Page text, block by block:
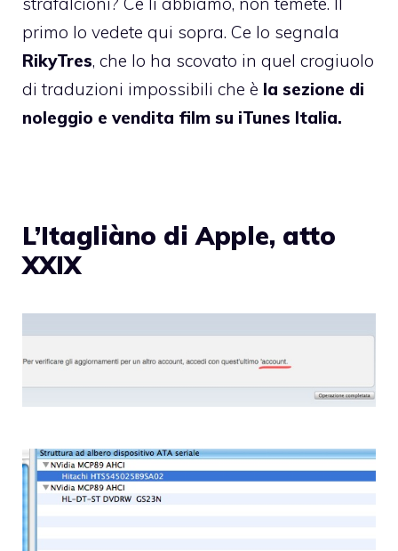
primo lo vedete qui sopra. Ce lo segnala
RikyTres, che lo ha scovato in quel crogiuolo
di traduzioni impossibili che è la sezione di
noleggio e vendita film su iTunes Italia.
L’Itagliàno di Apple, atto
XXIX